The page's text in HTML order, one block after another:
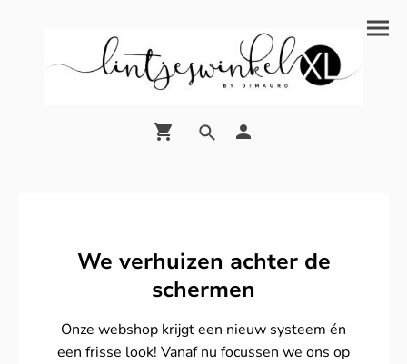
We verhuizen achter de
schermen
Onze webshop krijgt een nieuw systeem én
een frisse look! Vanaf nu focussen we ons op